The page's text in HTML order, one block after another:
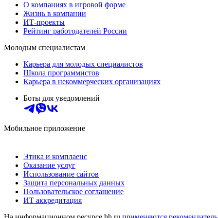
О компаниях в игровой форме
Жизнь в компании
ИТ-проекты
Рейтинг работодателей России
Молодым специалистам
Карьера для молодых специалистов
Школа программистов
Карьера в некоммерческих организациях
Боты для уведомлений
Мобильное приложение
Этика и комплаенс
Оказание услуг
Использование сайтов
Защита персональных данных
Пользовательское соглашение
ИТ аккредитация